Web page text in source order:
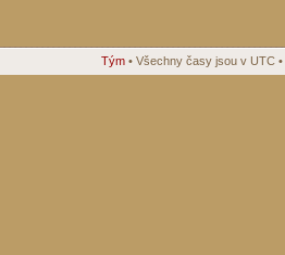
Tým • Všechny časy jsou v UTC •